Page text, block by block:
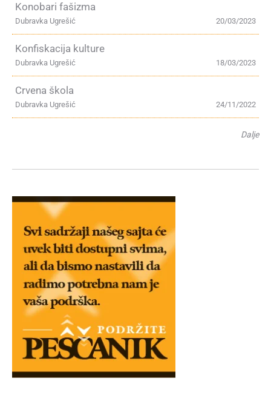
Konobari fašizma
20/03/2023
Dubravka Ugrešić
Konfiskacija kulture
18/03/2023
Dubravka Ugrešić
Crvena škola
24/11/2022
Dubravka Ugrešić
Dalje